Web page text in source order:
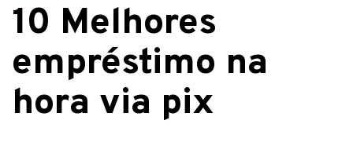
10 Melhores
empréstimo na
hora via pix